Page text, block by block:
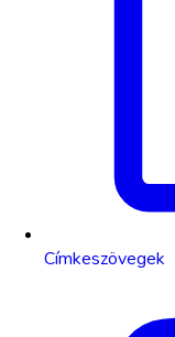
Címkeszövegek